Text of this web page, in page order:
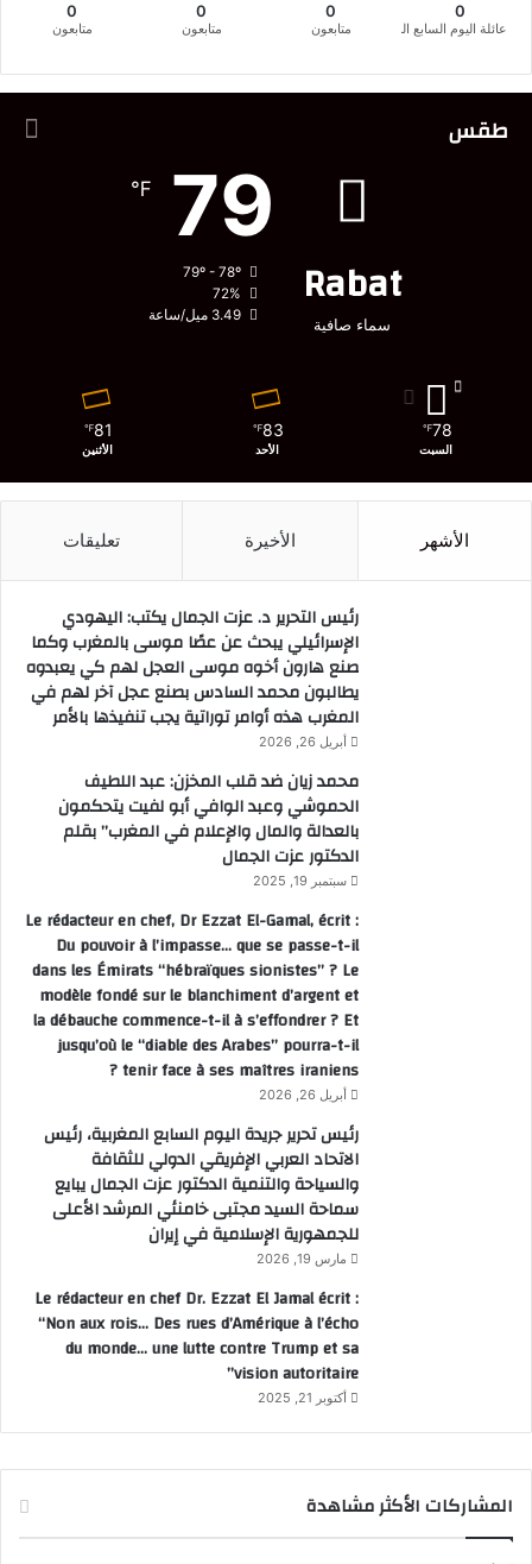
0
عائلة اليوم السابع المغربية
0
متابعون
0
متابعون
0
متابعون
طقس
Rabat
سماء صافية
79
℉
72%
3.49 ميل/ساعة
78
℉
السبت
83
℉
الأحد
81
℉
الأثنين
الأشهر الأخيرة تعليقات
رئيس التحرير د. عزت الجمال يكتب: اليهودي
الإسرائيلي يبحث عن عصًا موسى بالمغرب وكما
صنع هارون أخوه موسى العجل لهم كي يعبدوه
يطالبون محمد السادس بصنع عجل آخر لهم في
المغرب هذه أوامر توراتية يجب تنفيذها بالأمر
أبريل 26, 2026
محمد زيان ضد قلب المخزن: عبد اللطيف
الحموشي وعبد الوافي أبو لفيت يتحكمون
بالعدالة والمال والإعلام في المغرب” بقلم
الدكتور عزت الجمال
سبتمبر 19, 2025
Le rédacteur en chef, Dr Ezzat El-Gamal, écrit :
Du pouvoir à l’impasse… que se passe-t-il
dans les Émirats “hébraïques sionistes” ? Le
modèle fondé sur le blanchiment d’argent et
la débauche commence-t-il à s’effondrer ? Et
jusqu’où le “diable des Arabes” pourra-t-il
tenir face à ses maîtres iraniens ?
أبريل 26, 2026
رئيس تحرير جريدة اليوم السابع المغربية، رئيس
الاتحاد العربي الإفريقي الدولي للثقافة
والسياحة والتنمية الدكتور عزت الجمال يبايع
سماحة السيد مجتبى خامنئي المرشد الأعلى
للجمهورية الإسلامية في إيران
مارس 19, 2026
Le rédacteur en chef Dr. Ezzat El Jamal écrit :
“Non aux rois… Des rues d’Amérique à l’écho
du monde… une lutte contre Trump et sa
vision autoritaire”
أكتوبر 21, 2025
المشاركات الأكثر مشاهدة